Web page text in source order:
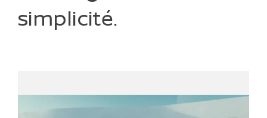
simplicité.